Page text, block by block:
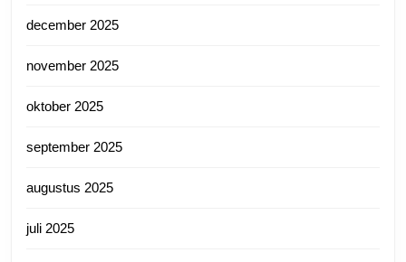
december 2025
november 2025
oktober 2025
september 2025
augustus 2025
juli 2025